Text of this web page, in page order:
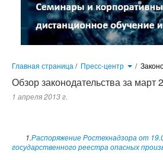
Главная страница / Пресс-центр /
Обзор законодательства за март
1 апреля 2013 г.
1.Распоряжение Ростехнадзора от
государственного реестра опасных